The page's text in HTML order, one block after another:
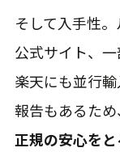
そして入手性
公式サイト、
楽天にも並行
報告もあるため
正規の安心を